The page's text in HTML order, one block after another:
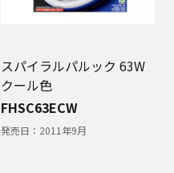
スパイラルパルック 63W
クール色
FHSC63ECW
発売日： 2011年9月